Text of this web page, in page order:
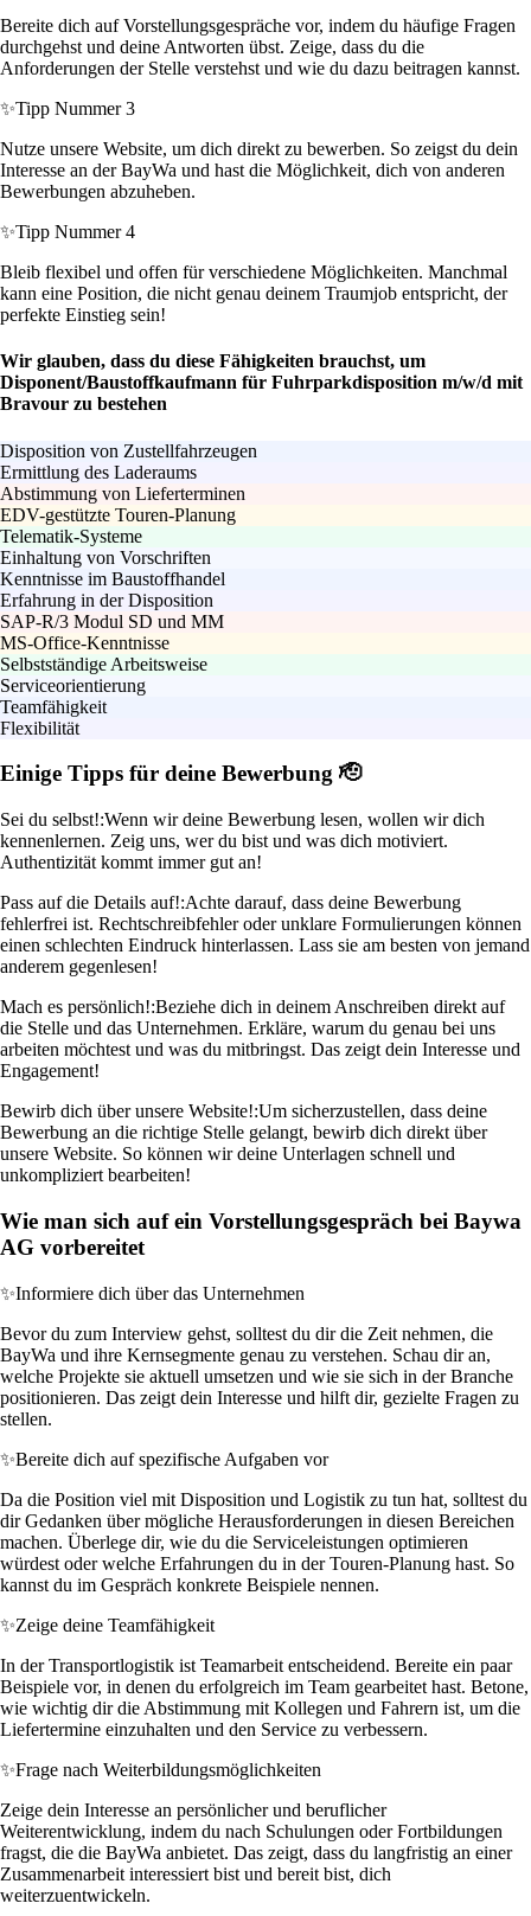
Bereite dich auf Vorstellungsgespräche vor, indem du häufige Fragen
durchgehst und deine Antworten übst. Zeige, dass du die
Anforderungen der Stelle verstehst und wie du dazu beitragen kannst.
✨Tipp Nummer 3
Nutze unsere Website, um dich direkt zu bewerben. So zeigst du dein
Interesse an der BayWa und hast die Möglichkeit, dich von anderen
Bewerbungen abzuheben.
✨Tipp Nummer 4
Bleib flexibel und offen für verschiedene Möglichkeiten. Manchmal
kann eine Position, die nicht genau deinem Traumjob entspricht, der
perfekte Einstieg sein!
Wir glauben, dass du diese Fähigkeiten brauchst, um
Disponent/Baustoffkaufmann für Fuhrparkdisposition m/w/d mit
Bravour zu bestehen
Disposition von Zustellfahrzeugen
Ermittlung des Laderaums
Abstimmung von Lieferterminen
EDV-gestützte Touren-Planung
Telematik-Systeme
Einhaltung von Vorschriften
Kenntnisse im Baustoffhandel
Erfahrung in der Disposition
SAP-R/3 Modul SD und MM
MS-Office-Kenntnisse
Selbstständige Arbeitsweise
Serviceorientierung
Teamfähigkeit
Flexibilität
Einige Tipps für deine Bewerbung 🫡
Sei du selbst!:Wenn wir deine Bewerbung lesen, wollen wir dich
kennenlernen. Zeig uns, wer du bist und was dich motiviert.
Authentizität kommt immer gut an!
Pass auf die Details auf!:Achte darauf, dass deine Bewerbung
fehlerfrei ist. Rechtschreibfehler oder unklare Formulierungen können
einen schlechten Eindruck hinterlassen. Lass sie am besten von jemand
anderem gegenlesen!
Mach es persönlich!:Beziehe dich in deinem Anschreiben direkt auf
die Stelle und das Unternehmen. Erkläre, warum du genau bei uns
arbeiten möchtest und was du mitbringst. Das zeigt dein Interesse und
Engagement!
Bewirb dich über unsere Website!:Um sicherzustellen, dass deine
Bewerbung an die richtige Stelle gelangt, bewirb dich direkt über
unsere Website. So können wir deine Unterlagen schnell und
unkompliziert bearbeiten!
Wie man sich auf ein Vorstellungsgespräch bei Baywa
AG vorbereitet
✨Informiere dich über das Unternehmen
Bevor du zum Interview gehst, solltest du dir die Zeit nehmen, die
BayWa und ihre Kernsegmente genau zu verstehen. Schau dir an,
welche Projekte sie aktuell umsetzen und wie sie sich in der Branche
positionieren. Das zeigt dein Interesse und hilft dir, gezielte Fragen zu
stellen.
✨Bereite dich auf spezifische Aufgaben vor
Da die Position viel mit Disposition und Logistik zu tun hat, solltest du
dir Gedanken über mögliche Herausforderungen in diesen Bereichen
machen. Überlege dir, wie du die Serviceleistungen optimieren
würdest oder welche Erfahrungen du in der Touren-Planung hast. So
kannst du im Gespräch konkrete Beispiele nennen.
✨Zeige deine Teamfähigkeit
In der Transportlogistik ist Teamarbeit entscheidend. Bereite ein paar
Beispiele vor, in denen du erfolgreich im Team gearbeitet hast. Betone,
wie wichtig dir die Abstimmung mit Kollegen und Fahrern ist, um die
Liefertermine einzuhalten und den Service zu verbessern.
✨Frage nach Weiterbildungsmöglichkeiten
Zeige dein Interesse an persönlicher und beruflicher
Weiterentwicklung, indem du nach Schulungen oder Fortbildungen
fragst, die die BayWa anbietet. Das zeigt, dass du langfristig an einer
Zusammenarbeit interessiert bist und bereit bist, dich
weiterzuentwickeln.